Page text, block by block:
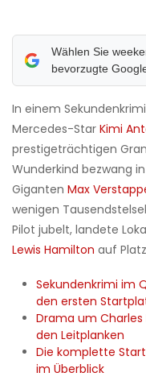
Wählen Sie
bevorzugte
In einem
Mercedes-Star Kimi
prestigeträchtigen
Wunderkind bezwang
Giganten Max
wenigen
Pilot jubelt, landete
Lewis Hamilton auf
Sekundenkrimi im
den ersten
Drama um
den Leitplanken
Die komplette
im Überblick